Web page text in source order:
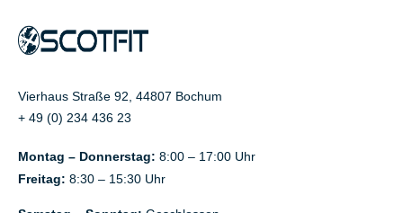
Vierhaus Straße 92, 44807 Bochum
+ 49 (0) 234 436 23
Montag – Donnerstag: 8:00 – 17:00 Uhr
Freitag: 8:30 – 15:30 Uhr